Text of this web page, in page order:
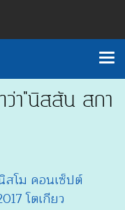
ว่า"นิสสัน สกา
โม คอนเซ็ปต์
โตเกียว